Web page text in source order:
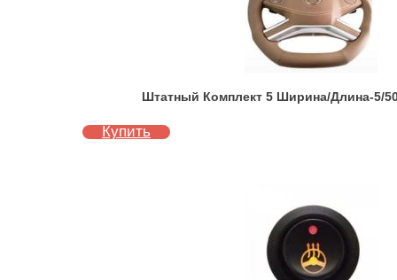
Штатный Комплект 5 Ширина/Длина-5/
Купить